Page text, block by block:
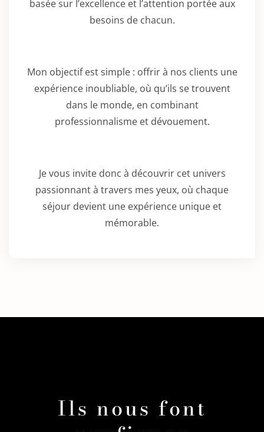
basée sur l’excellence et l’attention portée aux
besoins de chacun.
Mon objectif est simple : offrir à nos clients une
expérience inoubliable, où qu’ils se trouvent
dans le monde, en combinant
professionnalisme et dévouement.
Je vous invite donc à découvrir cet univers
passionnant à travers mes yeux, où chaque
séjour devient une expérience unique et
mémorable.
Ils nous font